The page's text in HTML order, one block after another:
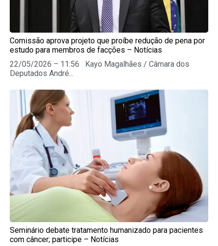
Comissão aprova projeto que proíbe redução de pena por
estudo para membros de facções – Notícias
22/05/2026 – 11:56 Kayo Magalhães / Câmara dos
Deputados André...
Seminário debate tratamento humanizado para pacientes
com câncer; participe – Notícias